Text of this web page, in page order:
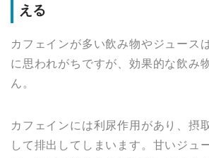
える
カフェインが多い飲み物やジュース
に思われがちですが、効果的な飲み
ん。
カフェインには利尿作用があり、摂
して排出してしまいます。甘いジュ